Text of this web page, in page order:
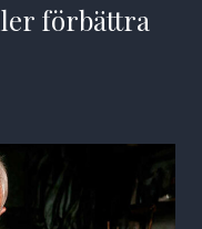
förbättra